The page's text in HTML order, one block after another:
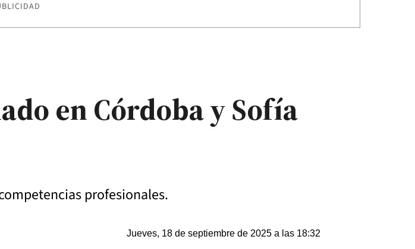
en Córdoba y Sofía
profesionales.
Jueves, 18 de septiembre de 2025 a las 18:32